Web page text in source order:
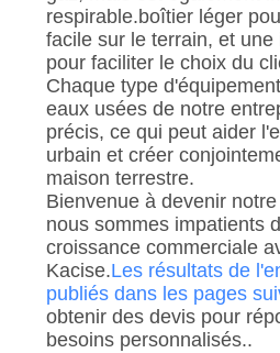
respirable.boîtier léger
facile sur le terrain, et une
pour faciliter le choix du
Chaque type
eaux usées de notre
précis, ce qui peut aider
urbain et créer
maison terrestre.
Bienvenue à devenir
nous sommes impatients
croissance commerciale
Kacise.Les résultats de
publiés dans les pages
obtenir des devis pour
besoins personnalisés..